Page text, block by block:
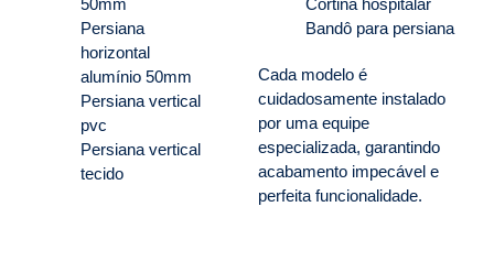
50mm
Persiana
horizontal
alumínio 50mm
Persiana vertical
pvc
Persiana vertical
tecido
Cortina hospitalar
Bandô para persiana
Cada modelo é
cuidadosamente instalado
por uma equipe
especializada, garantindo
acabamento impecável e
perfeita funcionalidade.